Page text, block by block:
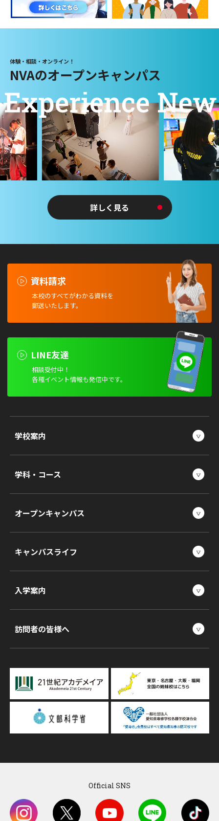
体験・相談・オンライン！
NVAのオープンキャンパス
詳しく見る
資料請求
本校のすべてがわかる資料を
郵送いたします。
LINE友達
相談受付中！
各種イベント情報も発信中です。
学校案内
学科・コース
オープンキャンパス
キャンパスライフ
入学案内
訪問者の皆様へ
Official SNS